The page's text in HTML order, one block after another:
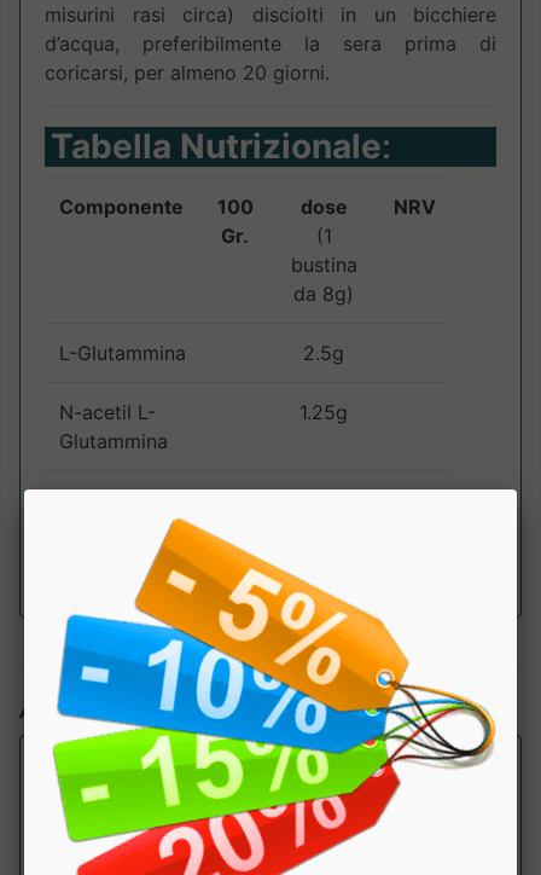
misurini rasi circa) disciolti in un bicchiere
d’acqua, preferibilmente la sera prima di
coricarsi, per almeno 20 giorni.
Tabella Nutrizionale:
Componente
100
Gr.
dose
(1
bustina
da 8g)
NRV
L-Glutammina 2.5g
N-acetil L-
Glutammina
1.25g
Articoli simili: